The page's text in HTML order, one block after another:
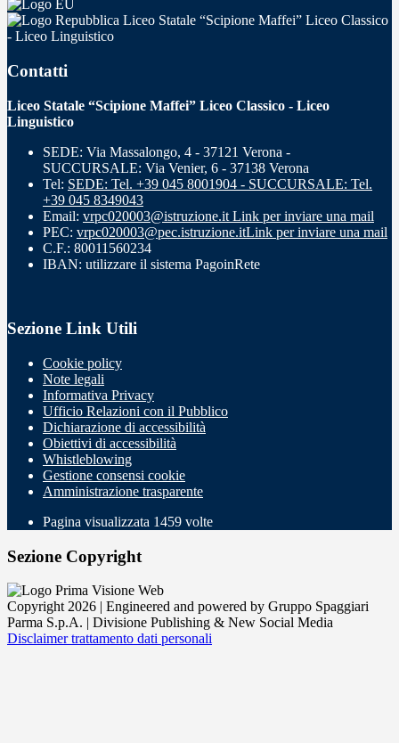
Liceo Statale “Scipione Maffei” Liceo Classico
- Liceo Linguistico
Contatti
Liceo Statale “Scipione Maffei” Liceo Classico - Liceo
Linguistico
SEDE: Via Massalongo, 4 - 37121 Verona -
SUCCURSALE: Via Venier, 6 - 37138 Verona
Tel: SEDE: Tel. +39 045 8001904 - SUCCURSALE: Tel.
+39 045 8349043
Email: vrpc020003@istruzione.it Link per inviare una mail
PEC: vrpc020003@pec.istruzione.itLink per inviare una mail
C.F.: 80011560234
IBAN: utilizzare il sistema PagoinRete
Sezione Link Utili
Cookie policy
Note legali
Informativa Privacy
Ufficio Relazioni con il Pubblico
Dichiarazione di accessibilità
Obiettivi di accessibilità
Whistleblowing
Gestione consensi cookie
Amministrazione trasparente
Pagina visualizzata 1459 volte
Sezione Copyright
Copyright 2026 | Engineered and powered by Gruppo Spaggiari
Parma S.p.A. | Divisione Publishing & New Social Media
Disclaimer trattamento dati personali